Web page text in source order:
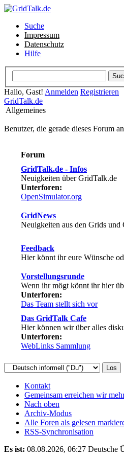
Suche
Impressum
Datenschutz
Hilfe
Hallo, Gast! Anmelden Registrieren
GridTalk.de
Allgemeines
Benutzer, die gerade dieses Forum
Forum
GridTalk.de - Infos
Neuigkeiten über GridTalk.de
Unterforen:
OpenSimulator.org
GridNews
Neuigkeiten aus den Grids und
Feedback
Hier könnt ihr eure Wünsche
Vorstellungsrunde
Wenn ihr mögt könnt ihr hier
Unterforen:
Das Team stellt sich vor
Das GridTalk Cafe
Hier können wir über alles
Unterforen:
WebLinks Sammlung
Kontakt
Gemeinsam erreichen wir
Nach oben
Archiv-Modus
Alle Foren als gelesen
RSS-Synchronisation
Es ist: 08.08.2026, 06:27 Deutsche